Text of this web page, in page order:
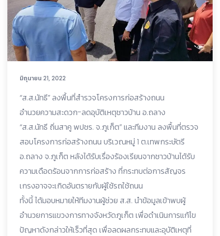
มิถุนายน 21, 2022
“ส.ส.นัทธี” ลงพื้นที่สำรวจโครงการก่อสร้างถนน
อำนวยความสะดวก-ลดอุบัติเหตุชาวบ้าน อ.ถลาง
“ส.ส.นัทธี ถิ่นสาคู พปชร. จ.ภูเก็ต” และทีมงาน ลงพื้นที่ตรวจ
สอบโครงการก่อสร้างถนน บริเวณหมู่ 1 ต.เทพกระษัตรี
อ.ถลาง จ.ภูเก็ต หลังได้รับเรื่องร้องเรียนจากชาวบ้านได้รับ
ความเดือดร้อนจากการก่อสร้าง ที่กระทบต่อการสัญจร
เกรงอาจจะเกิดอันตรายกับผู้ใช้รถใช้ถนน
ทั้งนี้ ได้มอบหมายให้ทีมงานผู้ช่วย ส.ส. นำข้อมูลเข้าพบผู้
อำนวยการแขวงการทางจังหวัดภูเก็ต เพื่อดำเนินการแก้ไข
ปัญหาดังกล่าวให้เร็วที่สุด เพื่อลดผลกระทบและอุบัติเหตุที่